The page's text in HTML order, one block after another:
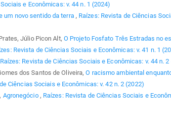
e Econômicas: v. 44 n. 1 (2024)
um novo sentido da terra, Raízes: Revista de Ciências
Júlio Picon Alt, O Projeto Fosfato Três Estradas no
Revista de Ciências Sociais e Econômicas: v. 41 n. 1
Raízes: Revista de Ciências Sociais e Econômicas: v. 44 n. 2
dos Santos de Oliveira,O racismo ambiental
Ciências Sociais e Econômicas: v. 42 n. 2 (2022)
Agronegócio , Raízes: Revista de Ciências Sociais e